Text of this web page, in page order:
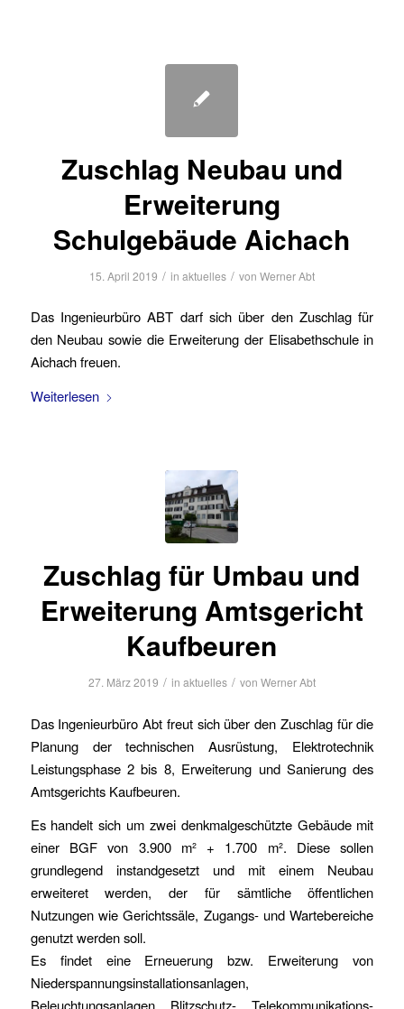
Zuschlag Neubau und
Erweiterung
Schulgebäude Aichach
15. April 2019 / in aktuelles / von Werner Abt
Das Ingenieurbüro ABT darf sich über den Zuschlag für
den Neubau sowie die Erweiterung der Elisabethschule in
Aichach freuen.
Weiterlesen
Zuschlag für Umbau und
Erweiterung Amtsgericht
Kaufbeuren
27. März 2019 / in aktuelles / von Werner Abt
Das Ingenieurbüro Abt freut sich über den Zuschlag für die
Planung der technischen Ausrüstung, Elektrotechnik
Leistungsphase 2 bis 8, Erweiterung und Sanierung des
Amtsgerichts Kaufbeuren.
Es handelt sich um zwei denkmalgeschützte Gebäude mit
einer BGF von 3.900 m² + 1.700 m². Diese sollen
grundlegend instandgesetzt und mit einem Neubau
erweiteret werden, der für sämtliche öffentlichen
Nutzungen wie Gerichtssäle, Zugangs- und Wartebereiche
genutzt werden soll.
Es findet eine Erneuerung bzw. Erweiterung von
Niederspannungsinstallationsanlagen,